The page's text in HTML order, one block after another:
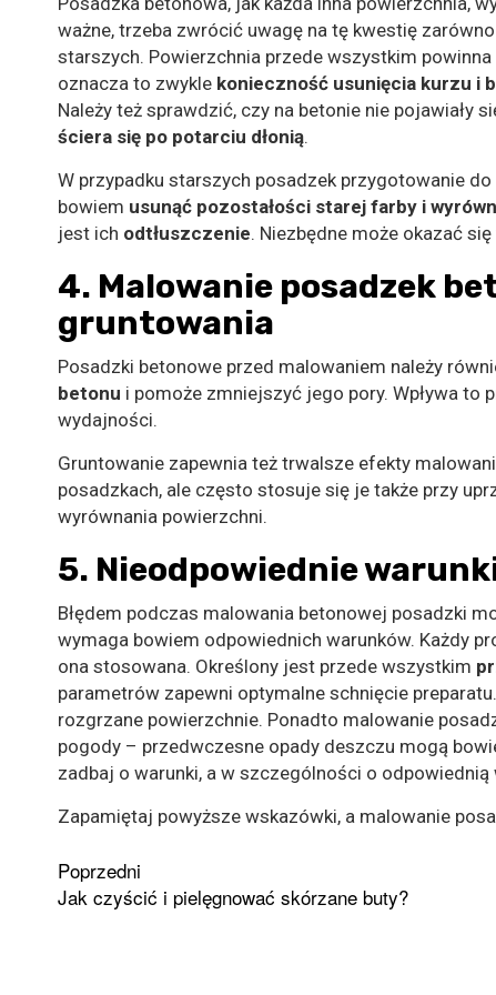
ważne, trzeba zwrócić uwagę na tę kwestię
starszych. Powierzchnia przede wszystkim powinna
oznacza to zwykle konieczność usunięcia kurzu i
Należy też sprawdzić, czy na betonie nie pojawiały
ściera się po potarciu dłonią.
W przypadku starszych posadzek przygotowanie
bowiem usunąć pozostałości starej farby i
jest ich odtłuszczenie. Niezbędne może okazać
4. Malowanie posadzek
gruntowania
Posadzki betonowe przed malowaniem należy
betonu i pomoże zmniejszyć jego pory. Wpływa
wydajności.
Gruntowanie zapewnia też trwalsze efekty
posadzkach, ale często stosuje się je także przy
wyrównania powierzchni.
5. Nieodpowiednie
Błędem podczas malowania betonowej posadzki
wymaga bowiem odpowiednich warunków. Każdy
ona stosowana. Określony jest przede wszystkim
parametrów zapewni optymalne schnięcie
rozgrzane powierzchnie. Ponadto malowanie
pogody – przedwczesne opady deszczu mogą
zadbaj o warunki, a w szczególności o odpowiednią
Zapamiętaj powyższe wskazówki, a malowanie
Zobacz
wpisy
Poprzedni
Jak czyścić i pielęgnować skórzane buty?